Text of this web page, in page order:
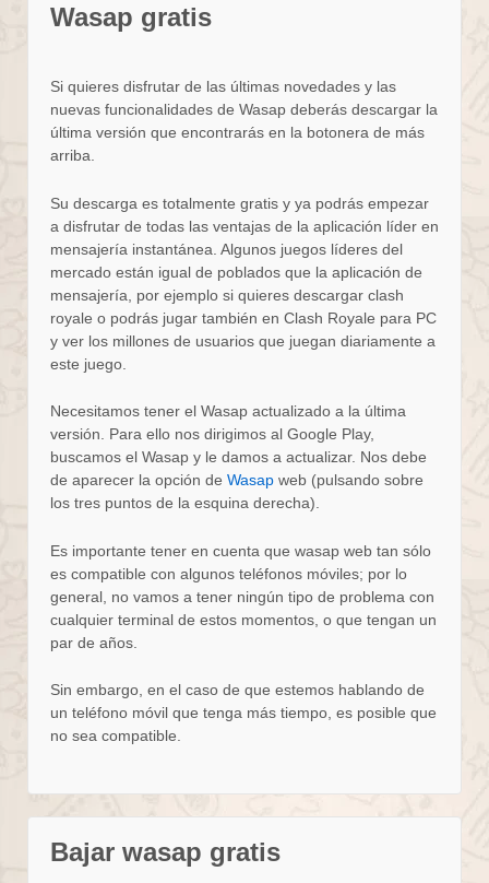
Wasap gratis
Si quieres disfrutar de las últimas novedades y las
nuevas funcionalidades de Wasap deberás descargar la
última versión que encontrarás en la botonera de más
arriba.
Su descarga es totalmente gratis y ya podrás empezar
a disfrutar de todas las ventajas de la aplicación líder en
mensajería instantánea. Algunos juegos líderes del
mercado están igual de poblados que la aplicación de
mensajería, por ejemplo si quieres descargar clash
royale o podrás jugar también en Clash Royale para PC
y ver los millones de usuarios que juegan diariamente a
este juego.
Necesitamos tener el Wasap actualizado a la última
versión. Para ello nos dirigimos al Google Play,
buscamos el Wasap y le damos a actualizar. Nos debe
de aparecer la opción de Wasap web (pulsando sobre
los tres puntos de la esquina derecha).
Es importante tener en cuenta que wasap web tan sólo
es compatible con algunos teléfonos móviles; por lo
general, no vamos a tener ningún tipo de problema con
cualquier terminal de estos momentos, o que tengan un
par de años.
Sin embargo, en el caso de que estemos hablando de
un teléfono móvil que tenga más tiempo, es posible que
no sea compatible.
Bajar wasap gratis